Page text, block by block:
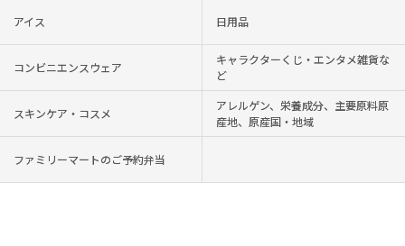
アイス 日用品
コンビニエンスウェア
キャラクターくじ・エンタメ雑貨な
ど
スキンケア・コスメ
アレルゲン、栄養成分、主要原料原
産地、原産国・地域
ファミリーマートのご予約弁当